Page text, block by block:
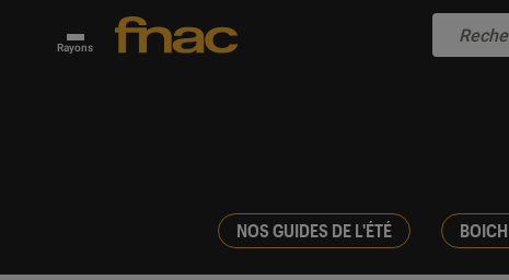
Rayons
NOS GUIDES DE L'ÉTÉ